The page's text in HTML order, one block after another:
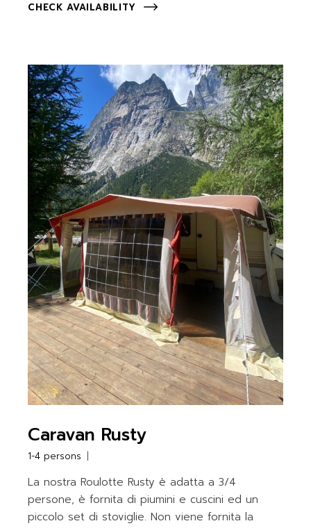
CHECK AVAILABILITY
Caravan Rusty
1-4 persons
La nostra Roulotte Rusty è adatta a 3/4
persone, è fornita di piumini e cuscini ed un
piccolo set di stoviglie. Non viene fornita la